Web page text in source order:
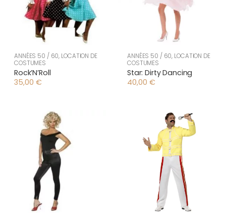
ANNÉES 50 / 60, LOCATION DE
COSTUMES
Rock’N’Roll
35,00 €
ANNÉES 50 / 60, LOCATION DE
COSTUMES
Star: Dirty Dancing
40,00 €